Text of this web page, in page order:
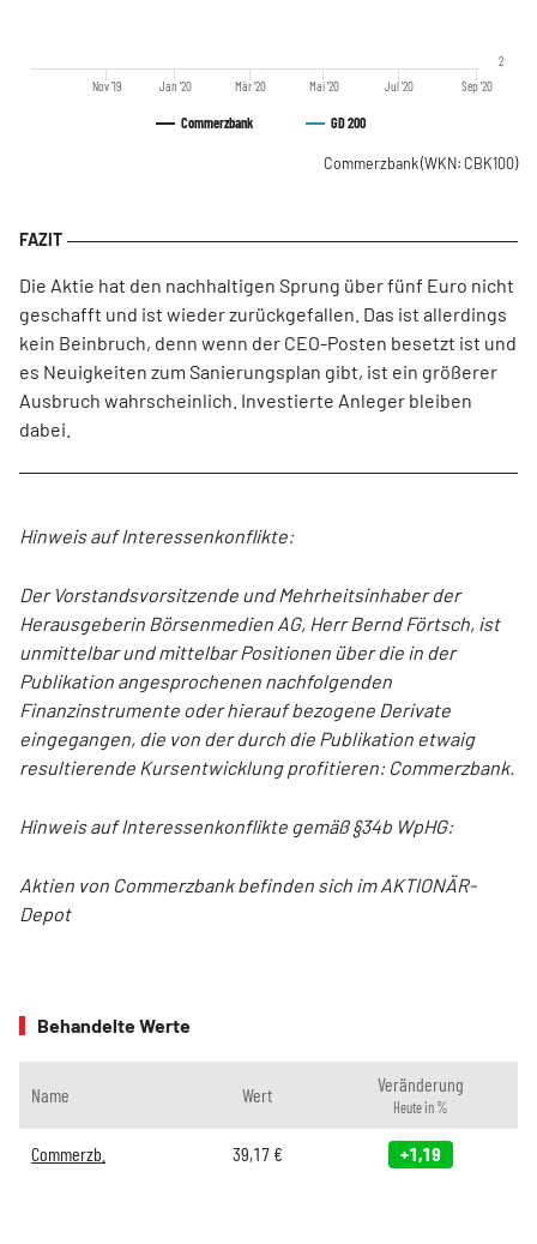
Commerzbank GD 200
Nov '19 Jan '20 Mär '20 Mai '20 Jul '20 Sep '20
2
Commerzbank(WKN: CBK100)
Die Aktie hat den nachhaltigen Sprung über fünf Euro nicht
geschafft und ist wieder zurückgefallen. Das ist allerdings
kein Beinbruch, denn wenn der CEO-Posten besetzt ist und
es Neuigkeiten zum Sanierungsplan gibt, ist ein größerer
Ausbruch wahrscheinlich. Investierte Anleger bleiben
dabei.
Hinweis auf Interessenkonflikte:
Der Vorstandsvorsitzende und Mehrheitsinhaber der
Herausgeberin Börsenmedien AG, Herr Bernd Förtsch, ist
unmittelbar und mittelbar Positionen über die in der
Publikation angesprochenen nachfolgenden
Finanzinstrumente oder hierauf bezogene Derivate
eingegangen, die von der durch die Publikation etwaig
resultierende Kursentwicklung profitieren: Commerzbank.
Hinweis auf Interessenkonflikte gemäß §34b WpHG:
Aktien von Commerzbank befinden sich im AKTIONÄR-
Depot
Behandelte Werte
Name Wert Veränderung
Heute in %
Commerzb. 39,17€ +1,19